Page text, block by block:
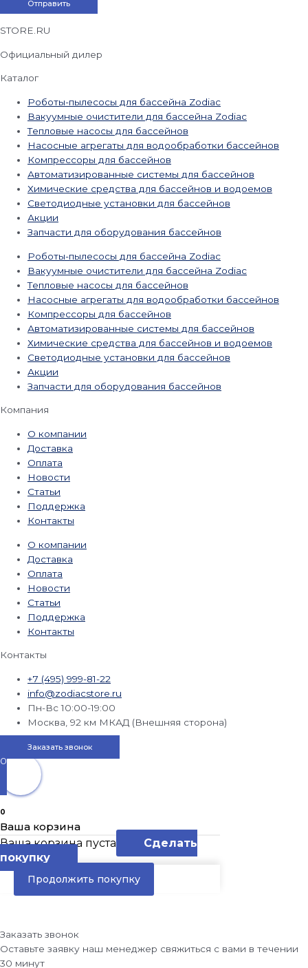
STORE.RU
Официальный дилер
Каталог
Роботы-пылесосы для бассейна Zodiac
Вакуумные очистители для бассейна Zodiac
Тепловые насосы для бассейнов
Насосные агрегаты для водообработки бассейнов
Компрессоры для бассейнов
Автоматизированные системы для бассейнов
Химические средства для бассейнов и водоемов
Светодиодные установки для бассейнов
Акции
Запчасти для оборудования бассейнов
Роботы-пылесосы для бассейна Zodiac
Вакуумные очистители для бассейна Zodiac
Тепловые насосы для бассейнов
Насосные агрегаты для водообработки бассейнов
Компрессоры для бассейнов
Автоматизированные системы для бассейнов
Химические средства для бассейнов и водоемов
Светодиодные установки для бассейнов
Акции
Запчасти для оборудования бассейнов
Компания
О компании
Доставка
Оплата
Новости
Статьи
Поддержка
Контакты
О компании
Доставка
Оплата
Новости
Статьи
Поддержка
Контакты
Контакты
+7 (495) 999-81-22
info@zodiacstore.ru
Пн-Вс 10:00-19:00
Москва, 92 км МКАД (Внешняя сторона)
Заказать звонок
0
0
Ваша корзина
Ваша корзина пуста
Сделать
покупку
Продолжить покупку
Заказать звонок
Оставьте заявку наш менеджер свяжиться с вами в течении
30 минут